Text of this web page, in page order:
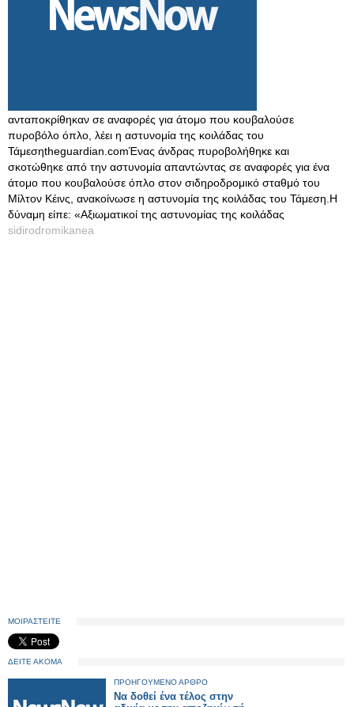
ανταποκρίθηκαν σε αναφορές για άτομο που κουβαλούσε
πυροβόλο όπλο, λέει η αστυνομία της κοιλάδας του
Τάμεσηtheguardian.comΈνας άνδρας πυροβολήθηκε και
σκοτώθηκε από την αστυνομία απαντώντας σε αναφορές για ένα
άτομο που κουβαλούσε όπλο στον σιδηροδρομικό σταθμό του
Μίλτον Κέινς, ανακοίνωσε η αστυνομία της κοιλάδας του Τάμεση.Η
δύναμη είπε: «Αξιωματικοί της αστυνομίας της κοιλάδας
sidirodromikanea
ΜΟΙΡΑΣΤΕΙΤΕ
ΔΕΙΤΕ ΑΚΟΜΑ
ΠΡΟΗΓΟΥΜΕΝΟ ΑΡΘΡΟ
Να δοθεί ένα τέλος στην